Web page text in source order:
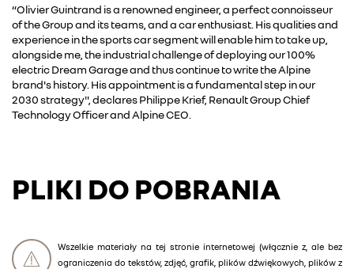
“Olivier Guintrand is a renowned engineer, a perfect connoisseur
of the Group and its teams, and a car enthusiast. His qualities and
experience in the sports car segment will enable him to take up,
alongside me, the industrial challenge of deploying our 100%
electric Dream Garage and thus continue to write the Alpine
brand's history. His appointment is a fundamental step in our
2030 strategy", declares Philippe Krief, Renault Group Chief
Technology Officer and Alpine CEO.
PLIKI DO POBRANIA
Wszelkie materiały na tej stronie internetowej (włącznie z, ale bez
ograniczenia do tekstów, zdjęć, grafik, plików dźwiękowych, plików z